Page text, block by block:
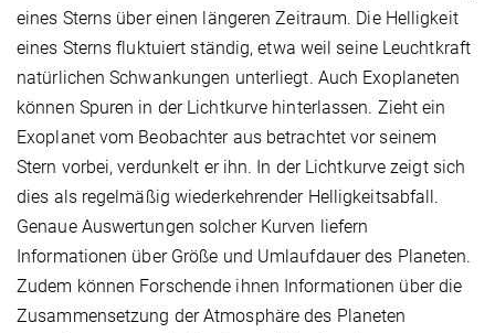
eines Sterns über einen längeren Zeitraum. Die Helligkeit
eines Sterns fluktuiert ständig, etwa weil seine Leuchtkraft
natürlichen Schwankungen unterliegt. Auch Exoplaneten
können Spuren in der Lichtkurve hinterlassen. Zieht ein
Exoplanet vom Beobachter aus betrachtet vor seinem
Stern vorbei, verdunkelt er ihn. In der Lichtkurve zeigt sich
dies als regelmäßig wiederkehrender Helligkeitsabfall.
Genaue Auswertungen solcher Kurven liefern
Informationen über Größe und Umlaufdauer des Planeten.
Zudem können Forschende ihnen Informationen über die
Zusammensetzung der Atmosphäre des Planeten